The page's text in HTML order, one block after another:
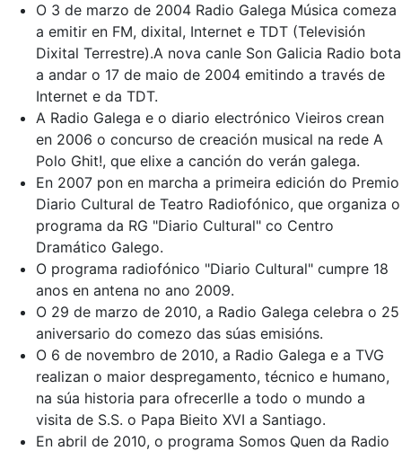
O 3 de marzo de 2004 Radio Galega Música comeza
a emitir en FM, dixital, Internet e TDT (Televisión
Dixital Terrestre).A nova canle Son Galicia Radio bota
a andar o 17 de maio de 2004 emitindo a través de
Internet e da TDT.
A Radio Galega e o diario electrónico Vieiros crean
en 2006 o concurso de creación musical na rede A
Polo Ghit!, que elixe a canción do verán galega.
En 2007 pon en marcha a primeira edición do Premio
Diario Cultural de Teatro Radiofónico, que organiza o
programa da RG "Diario Cultural" co Centro
Dramático Galego.
O programa radiofónico "Diario Cultural" cumpre 18
anos en antena no ano 2009.
O 29 de marzo de 2010, a Radio Galega celebra o 25
aniversario do comezo das súas emisións.
O 6 de novembro de 2010, a Radio Galega e a TVG
realizan o maior despregamento, técnico e humano,
na súa historia para ofrecerlle a todo o mundo a
visita de S.S. o Papa Bieito XVI a Santiago.
En abril de 2010, o programa Somos Quen da Radio